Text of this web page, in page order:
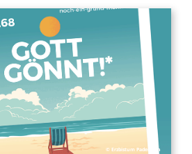
© Erzbistum Paderborn